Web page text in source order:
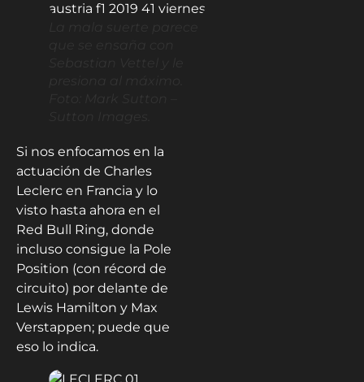
Si nos enfocamos en la
actuación de Charles
Leclerc en Francia y lo
visto hasta ahora en el
Red Bull Ring, donde
incluso consigue la Pole
Position (con récord de
circuito) por delante de
Lewis Hamilton y Max
Verstappen; puede que
eso lo indica.